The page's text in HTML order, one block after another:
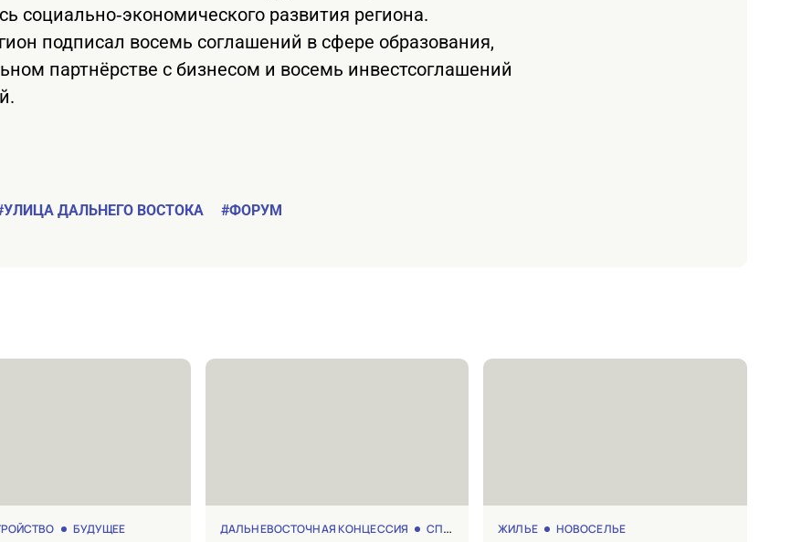
социально‑экономического развития региона.
подписал восемь соглашений в сфере образования,
партнёрстве с бизнесом и восемь инвестсоглашений
ДАЛЬНЕГО ВОСТОКА #ФОРУМ
БУДУЩЕЕ ДАЛЬНЕВОСТОЧНАЯ КОНЦЕССИЯ СПОРТ ЖИЛЬЕ НОВОСЕЛЬЕ